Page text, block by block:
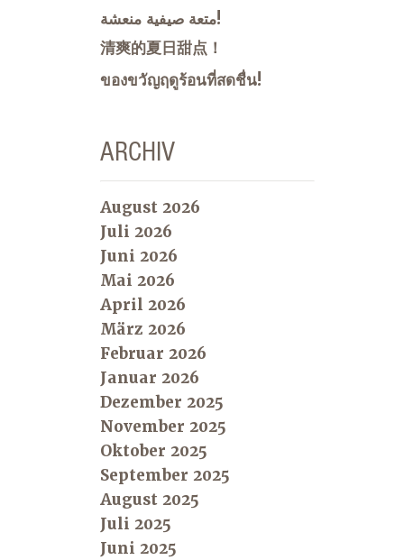
متعة صيفية منعشة!
清爽的夏日甜点！
ของขวัญฤดูร้อนที่สดชื่น!
ARCHIV
August 2026
Juli 2026
Juni 2026
Mai 2026
April 2026
März 2026
Februar 2026
Januar 2026
Dezember 2025
November 2025
Oktober 2025
September 2025
August 2025
Juli 2025
Juni 2025